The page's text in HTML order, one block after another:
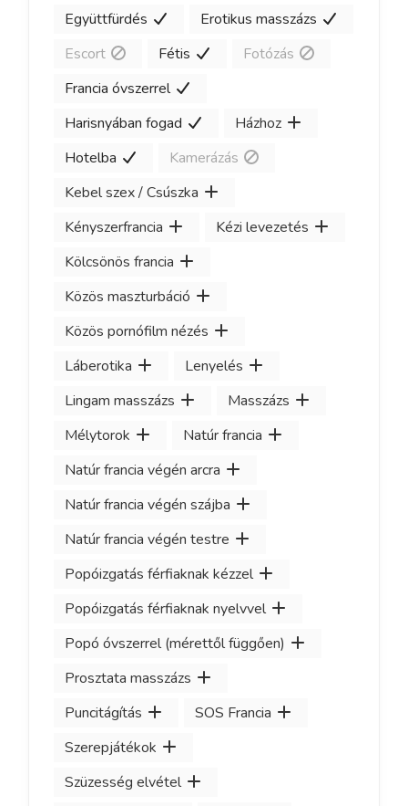
Együttfürdés
Erotikus masszázs
Escort
Fétis
Fotózás
Francia óvszerrel
Harisnyában fogad
Házhoz
Hotelba
Kamerázás
Kebel szex / Csúszka
Kényszerfrancia
Kézi levezetés
Kölcsönös francia
Közös maszturbáció
Közös pornófilm nézés
Láberotika
Lenyelés
Lingam masszázs
Masszázs
Mélytorok
Natúr francia
Natúr francia végén arcra
Natúr francia végén szájba
Natúr francia végén testre
Popóizgatás férfiaknak kézzel
Popóizgatás férfiaknak nyelvvel
Popó óvszerrel (mérettől függően)
Prosztata masszázs
Puncitágítás
SOS Francia
Szerepjátékok
Szüzesség elvétel